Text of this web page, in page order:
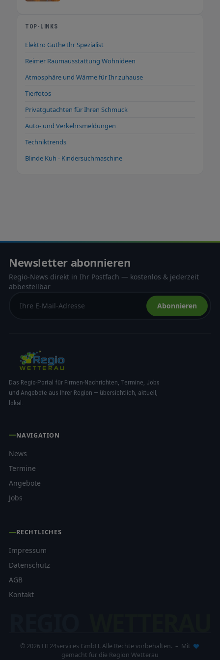
TOP-LINKS
Elektro Guthe Ihr Spezialist
Reimer Raumausstattung Wohnideen
Atmosphäre und Wärme für Ihr zuhause
Tierfotos
Privatgutachten für Ihren Schmuck
Auto- und Verkehrsmeldungen
Techniktrends
Blinde Kuh - Kindersuchmaschine
Newsletter abonnieren
Regio-News direkt in Ihr Postfach — kostenlos & jederzeit
abbestellbar
Abonnieren
Das Regio-Portal für Firmen-Nachrichten, Termine, Jobs
und Angebote aus Ihrer Region — übersichtlich, aktuell,
lokal.
NAVIGATION
News
Termine
Angebote
Jobs
RECHTLICHES
Impressum
Datenschutz
AGB
Kontakt
© 2026 HT24services GmbH. Alle Rechte vorbehalten. – Mit
gemacht für die Region Wetterau